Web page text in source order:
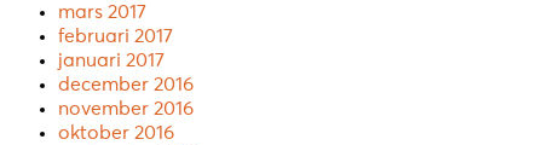
mars 2017
februari 2017
januari 2017
december 2016
november 2016
oktober 2016